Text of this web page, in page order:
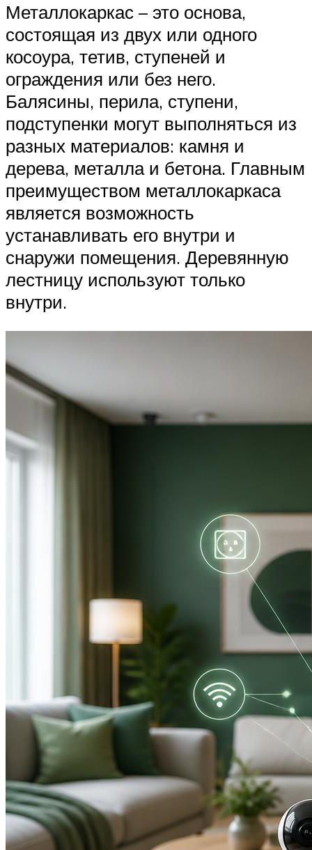
Металлокаркас – это основа,
состоящая из двух или одного
косоура, тетив, ступеней и
ограждения или без него.
Балясины, перила, ступени,
подступенки могут выполняться из
разных материалов: камня и
дерева, металла и бетона. Главным
преимуществом металлокаркаса
является возможность
устанавливать его внутри и
снаружи помещения. Деревянную
лестницу используют только
внутри.